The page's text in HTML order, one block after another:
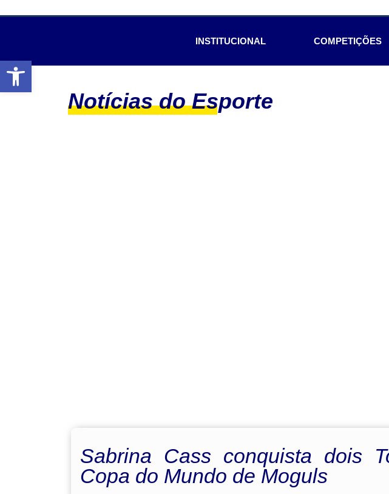
Abrir a barra de ferramentas
INSTITUCIONAL COMPETIÇÕES
Notícias do Esporte
Sabrina Cass conquista dois
Copa do Mundo de Moguls